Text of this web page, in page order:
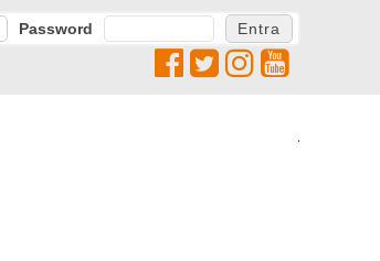
Password
.